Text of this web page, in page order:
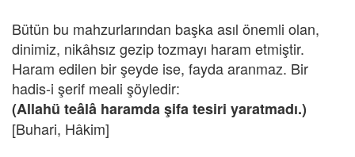
Bütün bu mahzurlarından başka asıl önemli olan,
dinimiz, nikâhsız gezip tozmayı haram etmiştir.
Haram edilen bir şeyde ise, fayda aranmaz. Bir
hadis-i şerif meali şöyledir:
(Allahü teâlâ haramda şifa tesiri yaratmadı.)
[Buhari, Hâkim]